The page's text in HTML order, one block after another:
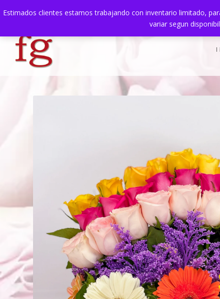
Estimados clientes estamos trabajando con inventario limitado,
variar segun
TENDENCIAS: Muestra Título de la publicación